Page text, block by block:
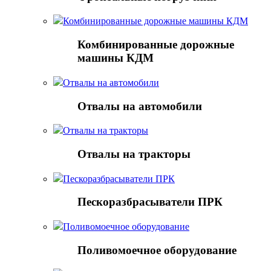
Комбинированные дорожные машины КДМ
Комбинированные дорожные
машины КДМ
Отвалы на автомобили
Отвалы на автомобили
Отвалы на тракторы
Отвалы на тракторы
Пескоразбрасыватели ПРК
Пескоразбрасыватели ПРК
Поливомоечное оборудование
Поливомоечное оборудование